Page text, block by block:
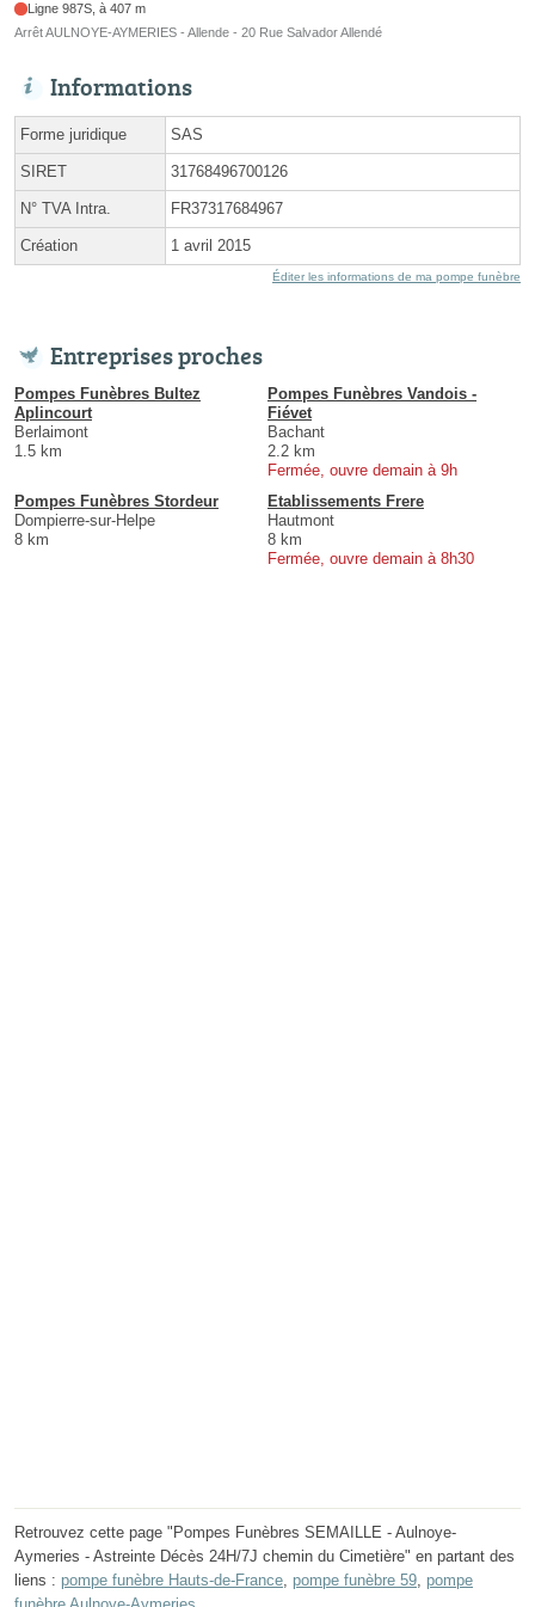
Ligne 987S, à 407 m
Arrêt AULNOYE-AYMERIES - Allende - 20 Rue Salvador Allendé
Informations
Forme juridique SAS
SIRET 31768496700126
N° TVA Intra. FR37317684967
Création 1 avril 2015
Éditer les informations de ma pompe funèbre
Entreprises proches
Pompes Funèbres Bultez
Aplincourt
Berlaimont
1.5 km
Pompes Funèbres Vandois -
Fiévet
Bachant
2.2 km
Fermée, ouvre demain à 9h
Pompes Funèbres Stordeur
Dompierre-sur-Helpe
8 km
Etablissements Frere
Hautmont
8 km
Fermée, ouvre demain à 8h30
Retrouvez cette page "Pompes Funèbres SEMAILLE - Aulnoye-
Aymeries - Astreinte Décès 24H/7J chemin du Cimetière" en partant des
liens : pompe funèbre Hauts-de-France, pompe funèbre 59, pompe